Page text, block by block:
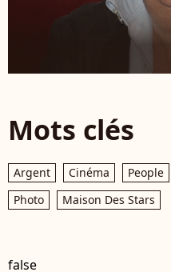
Mots clés
Argent Cinéma People
Photo
Maison Des Stars
false